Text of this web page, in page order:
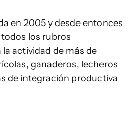
en 2005 y desde entonces
los rubros
actividad de más de
ganaderos, lecheros
de integración productiva